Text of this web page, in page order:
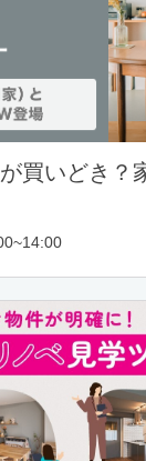
買いどき？